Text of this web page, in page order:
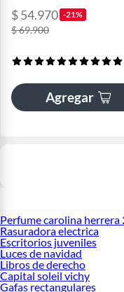
$ 54.970 -21%
$ 69.900
Agregar
Perfume carolina herrera
Rasuradora electrica
Escritorios juveniles
Luces de navidad
Libros de derecho
Capital soleil vichy
Gafas rectangulares